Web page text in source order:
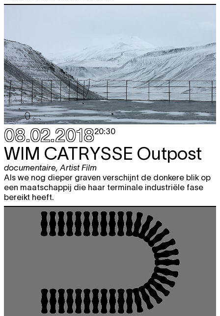
08.02.201820:30
WIM CATRYSSE Outpost
documentaire, Artist Film
Als we nog dieper graven verschijnt de donkere blik op
een maatschappij die haar terminale industriële fase
bereikt heeft.